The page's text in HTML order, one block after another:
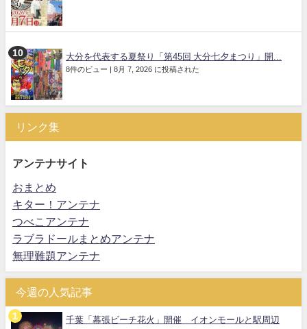
大分を代表する夏祭り「第45回 大分七夕まつり」開...
8件のビュー | 8月 7, 2026 に投稿された
リンク集
アンテナサイト
おまとめ
キター！アンテナ
つべこアンテナ
ラブラドールまとめアンテナ
無理難題アンテナ
今週の人気記事
千葉「幕張ビーチ花火」開催 イオンモールと駅周辺